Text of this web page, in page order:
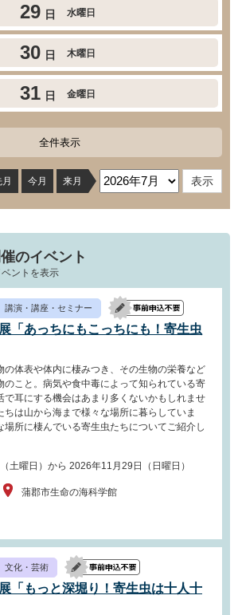
29 日 水曜日
30 日 木曜日
31 日 金曜日
全件表示
今月 来月
のイベント
ントを表示
講演・講座・セミナー
「あっちにもこっちにも！寄生虫
の体表や体内に棲みつき、その生物の栄養など
のこと。病気や食中毒によって知られている寄
で耳にする機会はあまり多くないかもしれませ
ちは山から海まで様々な場所に暮らしていま
場所に棲んでいる寄生虫たちについてご紹介し
土曜日）から 2026年11月29日（日曜日）
蒲郡市生命の海科学館
文化・芸術
「もっと深堀り！寄生虫は十人十